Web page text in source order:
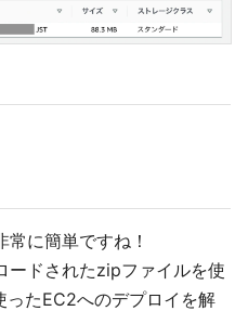
に簡単ですね！
ードされたzipファイルを使
たEC2へのデプロイを解